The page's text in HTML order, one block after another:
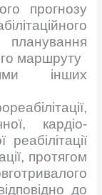
прогнозу
маршруту
інших
кардіо-
протягом
до